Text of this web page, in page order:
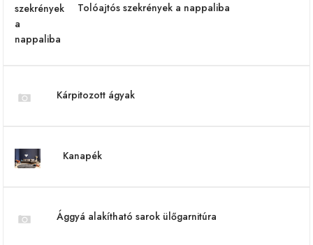
Tolóajtós szekrények a nappaliba
Kárpitozott ágyak
Kanapék
Ággyá alakítható sarok ülőgarnitúra